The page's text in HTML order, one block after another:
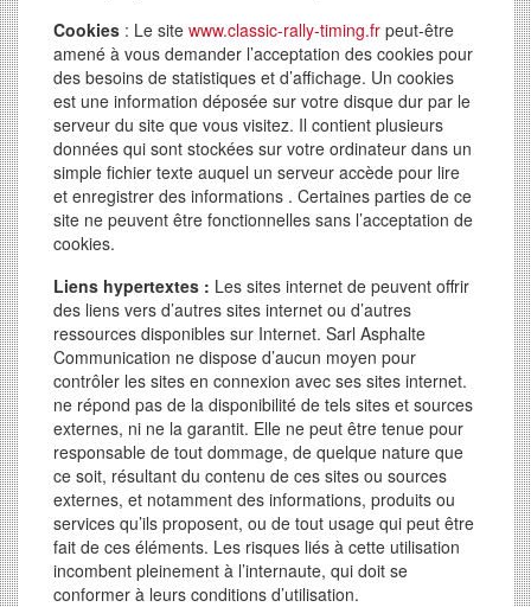
Cookies : Le site www.classic-rally-timing.fr peut-être
amené à vous demander l’acceptation des cookies pour
des besoins de statistiques et d’affichage. Un cookies
est une information déposée sur votre disque dur par le
serveur du site que vous visitez. Il contient plusieurs
données qui sont stockées sur votre ordinateur dans un
simple fichier texte auquel un serveur accède pour lire
et enregistrer des informations . Certaines parties de ce
site ne peuvent être fonctionnelles sans l’acceptation de
cookies.
Liens hypertextes : Les sites internet de peuvent offrir
des liens vers d’autres sites internet ou d’autres
ressources disponibles sur Internet. Sarl Asphalte
Communication ne dispose d’aucun moyen pour
contrôler les sites en connexion avec ses sites internet.
ne répond pas de la disponibilité de tels sites et sources
externes, ni ne la garantit. Elle ne peut être tenue pour
responsable de tout dommage, de quelque nature que
ce soit, résultant du contenu de ces sites ou sources
externes, et notamment des informations, produits ou
services qu’ils proposent, ou de tout usage qui peut être
fait de ces éléments. Les risques liés à cette utilisation
incombent pleinement à l’internaute, qui doit se
conformer à leurs conditions d’utilisation.